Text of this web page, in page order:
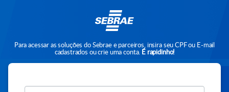
Para acessar as soluções do Sebrae e parceiros, insira seu CPF ou E-mail
cadastrados ou crie uma conta. É rapidinho!